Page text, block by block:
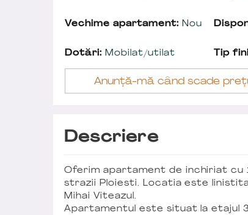
Vechime apartament: Nou
Dotări: Mobilat/utilat Tip
Anunță-mă când scade
Descriere
Oferim apartament de inchiriat cu
strazii Ploiesti. Locatia este
Mihai Viteazul.
Apartamentul este situat la etajul